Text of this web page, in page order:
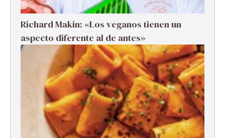
Richard Makin: «Los veganos tienen un
aspecto diferente al de antes»